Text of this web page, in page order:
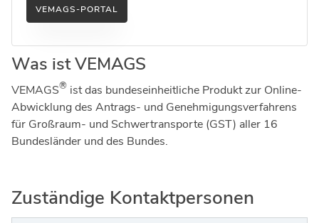
VEMAGS-PORTAL
Was ist VEMAGS
VEMAGS® ist das bundeseinheitliche Produkt zur Online-
Abwicklung des Antrags- und Genehmigungsverfahrens
für Großraum- und Schwertransporte (GST) aller 16
Bundesländer und des Bundes.
Zuständige Kontaktpersonen